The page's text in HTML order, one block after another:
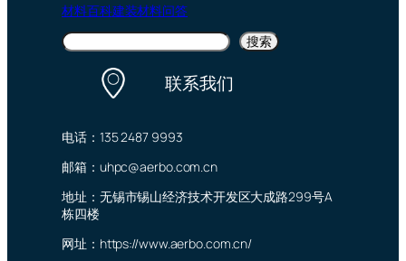
材料百科建装材料问答
搜
索
搜索
联系我们
电话：135 2487 9993
邮箱：uhpc@aerbo.com.cn
地址：无锡市锡山经济技术开发区大成路299号A
栋四楼
网址：https://www.aerbo.com.cn/